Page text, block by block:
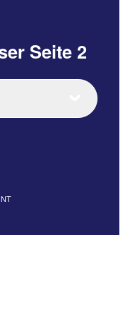
Seite 2
體中文